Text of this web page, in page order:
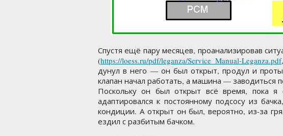
Спустя ещё пару месяцев, проанализировав
(https://loess.ru/pdf/leganza/Service_Manual-Leganza.pdf
дунул в него — он был открыт, продул и
клапан начал работать, а машина — заводиться
Поскольку он был открыт всё время, пока
адаптировался к постоянному подсосу из
кондиции. А открыт он был, вероятно, из-за
ездил с разбитым бачком.